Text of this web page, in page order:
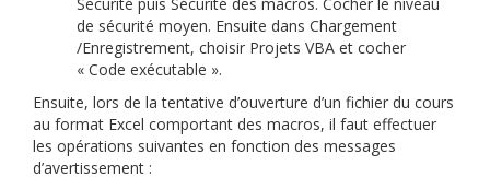
de sécurité moyen. Ensuite dans Chargement
/Enregistrement, choisir Projets VBA et cocher
« Code exécutable ».
Ensuite, lors de la tentative d’ouverture d’un fichier du cours
au format Excel comportant des macros, il faut effectuer
les opérations suivantes en fonction des messages
d’avertissement :